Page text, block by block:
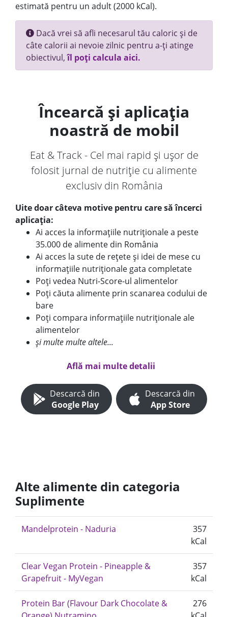
estimată pentru un adult (2000 kCal).
Dacă vrei să afli necesarul tău caloric și de
câte calorii ai nevoie zilnic pentru a-ți atinge
obiectivul,îl poți calcula aici.
Încearcă și aplicația
noastră de mobil
Eat & Track - Cel mai rapid și ușor de
folosit jurnal de nutriție cu alimente
exclusiv din România
Uite doar câteva motive pentru care să încerci
aplicația:
Ai acces la informațiile nutriționale a peste
35.000 de alimente din România
Ai acces la sute de rețete și idei de mese cu
informațiile nutriționale gata completate
Poți vedea Nutri-Score-ul alimentelor
Poți căuta alimente prin scanarea codului de
bare
Poți compara informațiile nutriționale ale
alimentelor
și multe multe altele...
Află mai multe detalii
Descarcă din
Google Play
Descarcă din
App Store
Alte alimente din categoria
Suplimente
Mandelprotein - Naduria
357
kCal
Clear Vegan Protein - Pineapple &
Grapefruit - MyVegan
357
kCal
Protein Bar (Flavour Dark Chocolate &
276